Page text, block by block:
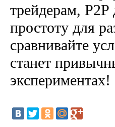
трейдерам, P2P
простоту для
сравнивайте
станет
экспериментах!